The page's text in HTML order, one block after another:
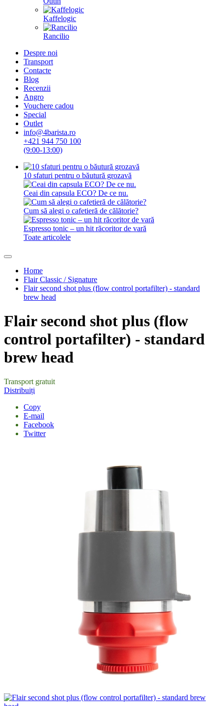
Kaffelogic
Rancilio
Despre noi
Transport
Contacte
Blog
Recenzii
Angro
Vouchere cadou
Special
Outlet
info@4barista.ro
+421 944 750 100
(9:00-13:00)
10 sfaturi pentru o băutură grozavă
Ceai din capsula ECO? De ce nu.
Cum să alegi o cafetieră de călătorie?
Espresso tonic – un hit răcoritor de vară
Toate articolele
Home
Flair Classic / Signature
Flair second shot plus (flow control portafilter) - standard
brew head
Flair second shot plus (flow
control portafilter) - standard
brew head
Transport gratuit
Distribuiți
Copy
E-mail
Facebook
Twitter